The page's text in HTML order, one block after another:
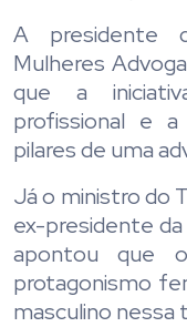
A presidente
Mulheres
que a
profissional e
pilares de uma
Já o ministro do
ex-presidente
apontou que
protagonismo
masculino